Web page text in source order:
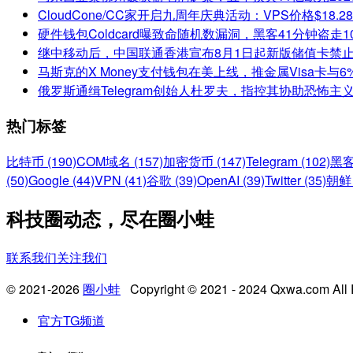
CloudCone/CC家开启九周年庆典活动：VPS价格
硬件钱包Coldcard曝致命随机数漏洞，黑客41分钟盗走
继中移动后，中国联通香港宣布8月1日起新版储值卡禁
马斯克的X Money支付钱包在美上线，推金属Visa卡与
俄罗斯通缉Telegram创始人杜罗夫，指控其协助恐怖主
热门标签
比特币 (190)COM域名 (157)加密货币 (147)Telegram (102)黑
(50)Google (44)VPN (41)谷歌 (39)OpenAI (39)Twitter (35)朝
科技圈动态，尽在圈小蛙
联系我们关注我们
© 2021-2026 圈小蛙 Copyright © 2021 - 2024 Qxwa.com All
官方TG频道